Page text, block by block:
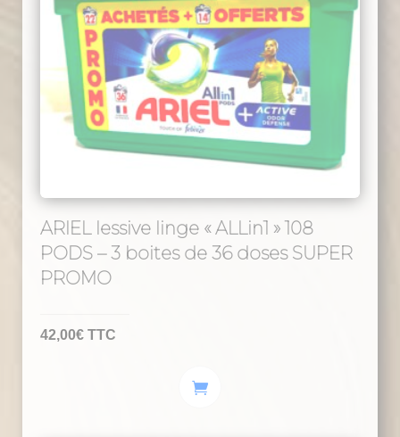
ARIEL lessive linge « ALLin1 » 108
PODS – 3 boites de 36 doses SUPER
PROMO
42,00€ TTC